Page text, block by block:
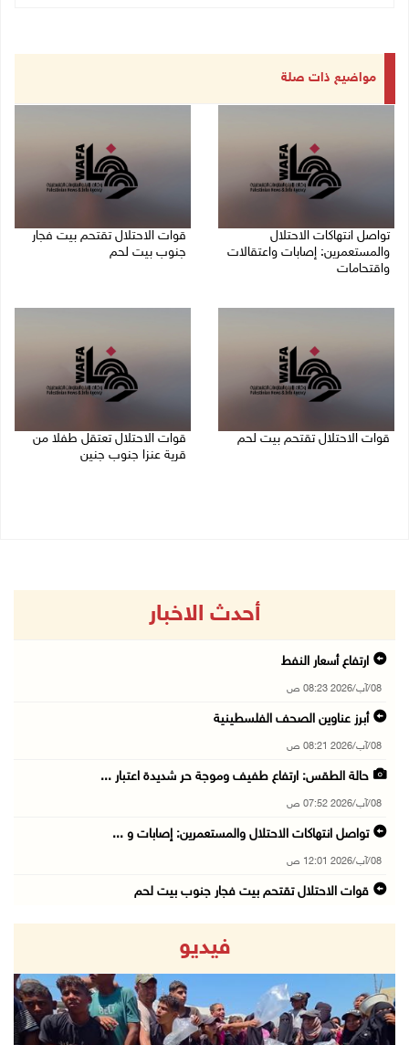
مواضيع ذات صلة
تواصل انتهاكات الاحتلال
والمستعمرين: إصابات واعتقالات
واقتحامات
قوات الاحتلال تقتحم بيت فجار
جنوب بيت لحم
قوات الاحتلال تقتحم بيت لحم
قوات الاحتلال تعتقل طفلا من
قرية عنزا جنوب جنين
أحدث الاخبار
ارتفاع أسعار النفط
08/آب/2026 08:23 ص
أبرز عناوين الصحف الفلسطينية
08/آب/2026 08:21 ص
حالة الطقس: ارتفاع طفيف وموجة حر شديدة اعتبار ...
08/آب/2026 07:52 ص
تواصل انتهاكات الاحتلال والمستعمرين: إصابات و ...
08/آب/2026 12:01 ص
قوات الاحتلال تقتحم بيت فجار جنوب بيت لحم
أسعار الغذاء العالمية عند أعلى مستوى منذ 3 سن ...
07/آب/2026 11:11 م
قوات الاحتلال تقتحم بيت لحم
07/آب/2026 10:40 م
فيديو